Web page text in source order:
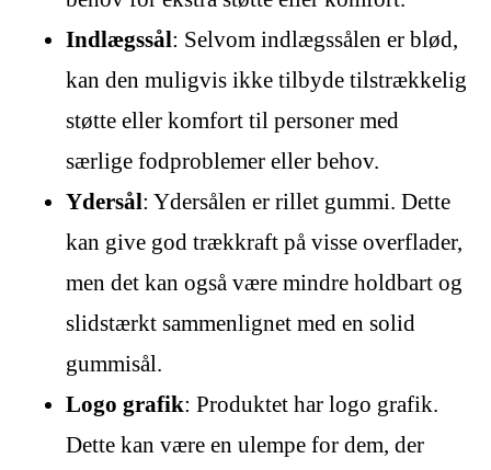
Indlægssål: Selvom indlægssålen er blød,
kan den muligvis ikke tilbyde tilstrækkelig
støtte eller komfort til personer med
særlige fodproblemer eller behov.
Ydersål: Ydersålen er rillet gummi. Dette
kan give god trækkraft på visse overflader,
men det kan også være mindre holdbart og
slidstærkt sammenlignet med en solid
gummisål.
Logo grafik: Produktet har logo grafik.
Dette kan være en ulempe for dem, der